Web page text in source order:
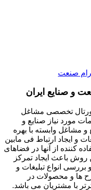
و صنایع ایران
تخصصی مشاغل
مورد نیاز صنایع و
مشاغل وابسته با بهره
و ایجاد ارتباط فی مابین
کننده از آنها در فضاهای
روش باعث ایجاد تمرکز
بررسی انواع تبلیغات و
ها و محصولات در
با مشتریان می باشد.